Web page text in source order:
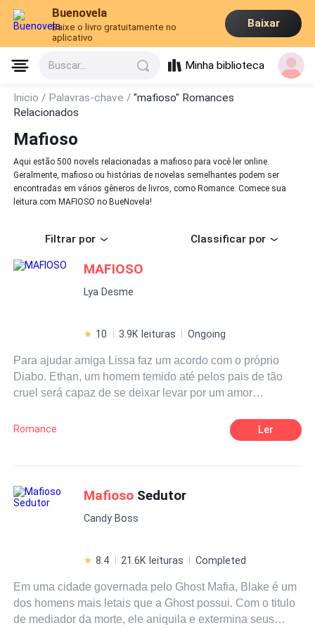
Buenovela
Baixe o livro gratuitamente no
aplicativo
Baixar
Buscar... Minha biblioteca
Inicio / Palavras-chave /"mafioso" Romances
Relacionados
Mafioso
Aqui estão 500 novels relacionadas a mafioso para você ler online.
Geralmente, mafioso ou histórias de novelas semelhantes podem ser
encontradas em vários gêneros de livros, como Romance. Comece sua
leitura com MAFIOSO no BueNovela!
Filtrar por Classificar por
MAFIOSO
Lya Desme
10 3.9K leituras Ongoing
Para ajudar amiga Lissa faz um acordo com o próprio
Diabo. Ethan, um homem temido até pelos pais de tão
cruel será capaz de se deixar levar por um amor
Romance Ler
Mafioso Sedutor
Candy Boss
8.4 21.6K leituras Completed
Em uma cidade governada pelo Ghost Mafia, Blake é um
dos homens mais letais que a Ghost possui. Com o titulo
de mediador da morte, ele aniquila e extermina seus